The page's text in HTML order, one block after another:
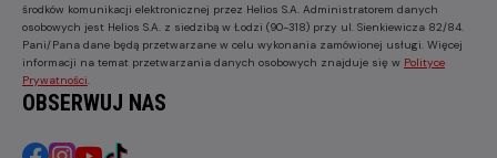
środków komunikacji elektronicznej przez Helios S.A. Administratorem danych
osobowych jest Helios S.A. z siedzibą w Łodzi (90-318) przy ul. Sienkiewicza 82/84.
Pani/Pana dane będą przetwarzane w celu wykonania zamówionej usługi. Więcej
informacji na temat przetwarzania danych osobowych znajduje się w Polityce
Prywatności
OBSERWUJ NAS